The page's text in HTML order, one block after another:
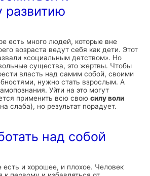
развитию
есть много людей, которые вне
возраста ведут себя как дети. Этот
«социальным детством». Но
существа, это жертвы. Чтобы
власть над самим собой, своими
нужно стать взрослым. А
Уйти на это могут
применить всю свою силу воли
слаба), но результат порадует.
над собой
и хорошее, и плохое. Человек